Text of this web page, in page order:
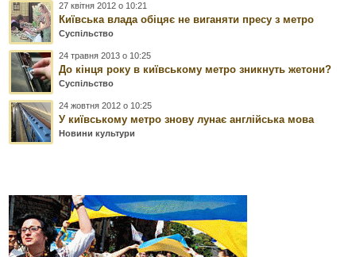
27 квітня 2012 о 10:21
Київська влада обіцяє не виганяти пресу з метро
Суспільство
24 травня 2013 о 10:25
До кінця року в київському метро зникнуть жетони?
Суспільство
24 жовтня 2012 о 10:25
У київському метро знову лунає англійська мова
Новини культури